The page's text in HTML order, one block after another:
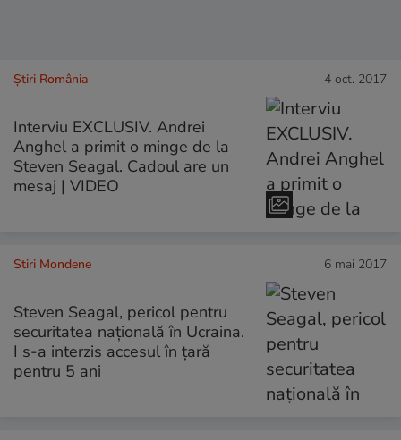
Știri România 4 oct. 2017
Interviu EXCLUSIV. Andrei
Anghel a primit o minge de la
Steven Seagal. Cadoul are un
mesaj | VIDEO
Stiri Mondene 6 mai 2017
Steven Seagal, pericol pentru
securitatea națională în Ucraina.
I s-a interzis accesul în țară
pentru 5 ani